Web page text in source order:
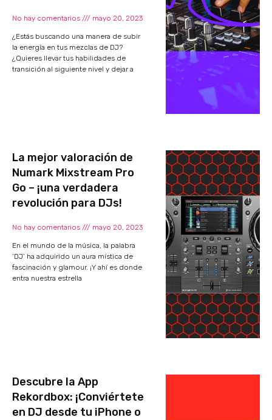
No hay comentarios mayo 20, 2023
¿Estás buscando una manera de subir
la energía en tus mezclas de DJ?
¿Quieres llevar tus habilidades de
transición al siguiente nivel y dejar a
La mejor valoración de
Numark Mixstream Pro
Go – ¡una verdadera
revolución para DJs!
No hay comentarios mayo 20, 2023
En el mundo de la música, la palabra
‘DJ’ ha adquirido un aura mística de
fascinación y glamour. ¡Y ahí es donde
entra nuestra estrella
Descubre la App
Rekordbox: ¡Conviértete
en DJ desde tu iPhone o